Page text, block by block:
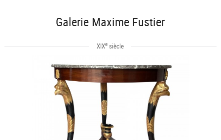
Galerie Maxime Fustier
XIXe siècle